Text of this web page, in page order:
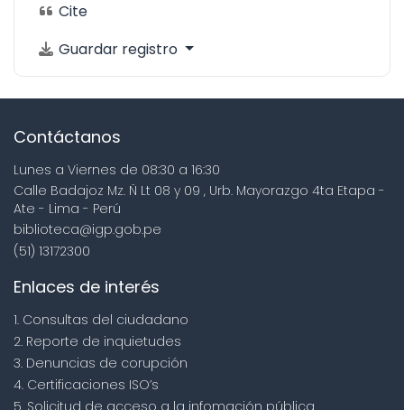
Cite
Guardar registro
Contáctanos
Lunes a Viernes de 08:30 a 16:30
Calle Badajoz Mz. Ñ Lt 08 y 09 , Urb. Mayorazgo 4ta Etapa -
Ate - Lima - Perú
biblioteca@igp.gob.pe
(51) 13172300
Enlaces de interés
1. Consultas del ciudadano
2. Reporte de inquietudes
3. Denuncias de corupción
4. Certificaciones ISO’s
5. Solicitud de acceso a la infomación pública